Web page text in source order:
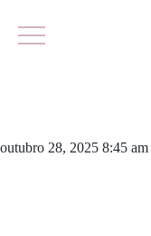
outubro 28, 2025 8:45 am